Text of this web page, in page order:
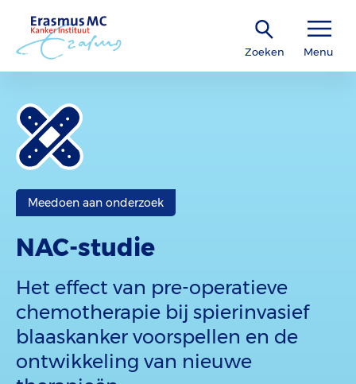
Zoeken Menu
Meedoen aan onderzoek
NAC-studie
Het effect van pre-operatieve
chemotherapie bij spierinvasief
blaaskanker voorspellen en de
ontwikkeling van nieuwe